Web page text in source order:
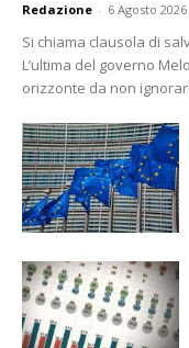
Redazione - 6 Agosto 2026
Si chiama clausola di
L’ultima del governo
orizzonte da non